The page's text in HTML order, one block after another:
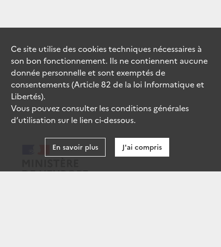
Ce site utilise descookiestechniques nécessaires à
son bon fonctionnement. Ils ne contiennent aucune
donnée personnelle et sont exemptés de
consentements (Article 82 de la loi Informatique et
Libertés).
Vous pouvez consulter les conditions générales
d’utilisation sur le lien ci-dessous.
En savoir plus J'ai compris